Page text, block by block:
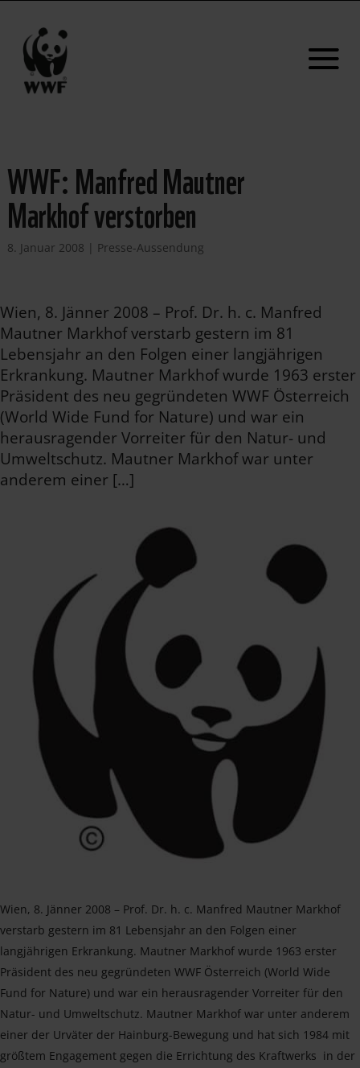
WWF: Manfred Mautner
Markhof verstorben
8. Januar 2008 | Presse-Aussendung
Wien, 8. Jänner 2008 – Prof. Dr. h. c. Manfred
Mautner Markhof verstarb gestern im 81
Lebensjahr an den Folgen einer langjährigen
Erkrankung. Mautner Markhof wurde 1963 erster
Präsident des neu gegründeten WWF Österreich
(World Wide Fund for Nature) und war ein
herausragender Vorreiter für den Natur- und
Umweltschutz. Mautner Markhof war unter
anderem einer […]
Wien, 8. Jänner 2008 – Prof. Dr. h. c. Manfred Mautner Markhof
verstarb gestern im 81 Lebensjahr an den Folgen einer
langjährigen Erkrankung. Mautner Markhof wurde 1963 erster
Präsident des neu gegründeten WWF Österreich (World Wide
Fund for Nature) und war ein herausragender Vorreiter für den
Natur- und Umweltschutz. Mautner Markhof war unter anderem
einer der Urväter der Hainburg-Bewegung und hat sich 1984 mit
größtem Engagement gegen die Errichtung des Kraftwerks in der